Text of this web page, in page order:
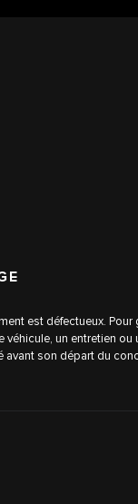
est défectueux.
véhicule, un entretien
avant son départ du